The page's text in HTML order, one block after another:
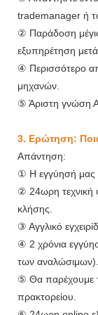
trademanager ή
② Παράδοση
εξυπηρέτηση
④ Περισσότερο
μηχανών.
⑤ Άριστη γνώση
3. Ερώτηση:
Απάντηση:
① Η εγγύησή μας
② 24ωρη τεχνική
κλήσης.
③ Αγγλικό
④ 2 χρόνια
των αναλώσιμων).
⑤ Θα παρέχουμε
πρακτορείου.